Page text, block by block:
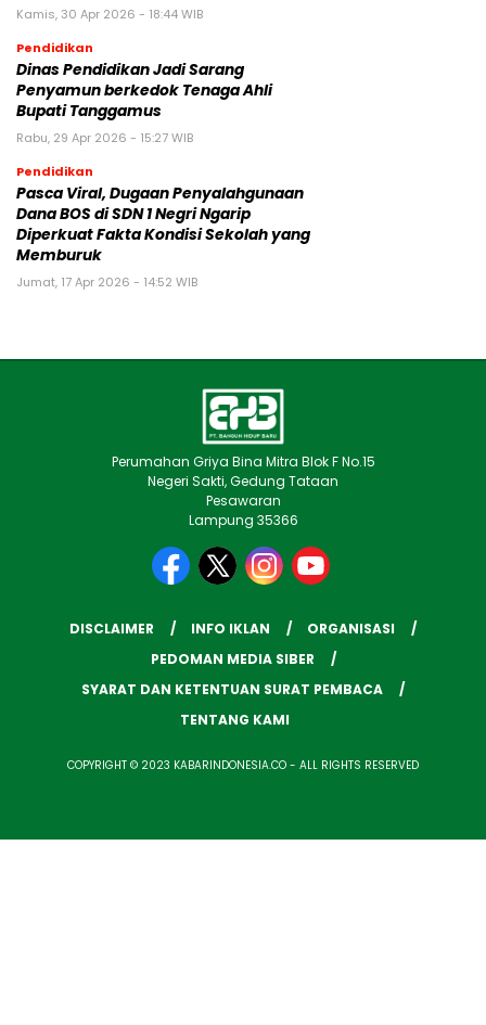
Kamis, 30 Apr 2026 - 18:44 WIB
Pendidikan
Dinas Pendidikan Jadi Sarang
Penyamun berkedok Tenaga Ahli
Bupati Tanggamus
Rabu, 29 Apr 2026 - 15:27 WIB
Pendidikan
Pasca Viral, Dugaan Penyalahgunaan
Dana BOS di SDN 1 Negri Ngarip
Diperkuat Fakta Kondisi Sekolah yang
Memburuk
Jumat, 17 Apr 2026 - 14:52 WIB
Perumahan Griya Bina Mitra Blok F No.15
Negeri Sakti, Gedung Tataan
Pesawaran
Lampung 35366
DISCLAIMER INFO IKLAN
ORGANISASI
PEDOMAN MEDIA SIBER
SYARAT DAN KETENTUAN SURAT PEMBACA
TENTANG KAMI
COPYRIGHT © 2023 KABARINDONESIA.CO - ALL RIGHTS RESERVED